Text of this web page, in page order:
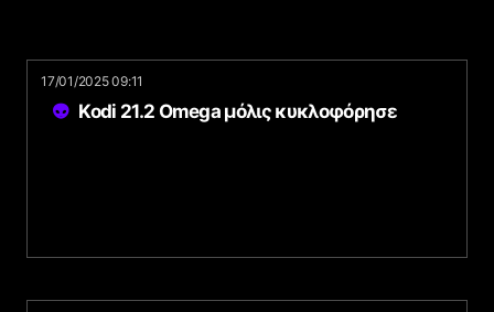
17/01/2025 09:11
Kodi 21.2 Omega μόλις κυκλοφόρησε